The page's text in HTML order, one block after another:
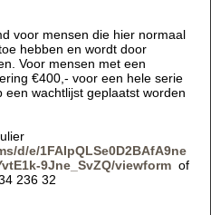
voor mensen die hier normaal
hebben en wordt door
Voor mensen met een
€400,- voor een hele serie
wachtlijst geplaatst worden
d/e/1FAIpQLSe0D2BAfA9ne
9Jne_SvZQ/viewformof
236 32